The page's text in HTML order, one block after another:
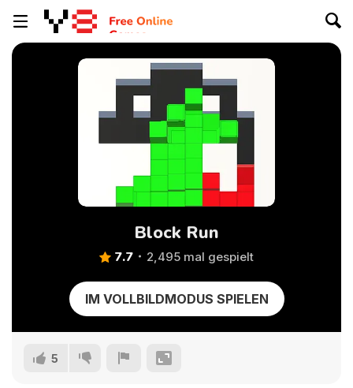
Block Run
7.7 2,495 mal gespielt
IM VOLLBILDMODUS SPIELEN
5